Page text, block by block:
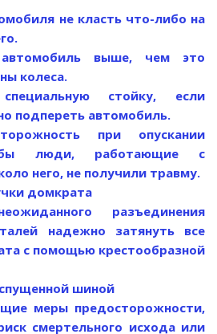
не класть что-либо на
выше, чем это
колеса.
стойку, если
подпереть автомобиль.
при опускании
люди, работающие с
него, не получили травму.
домкрата
разъединения
надежно затянуть все
с помощью крестообразной
шиной
меры предосторожности,
смертельного исхода или